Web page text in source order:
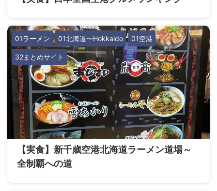
01ラーメン 01北海道〜Hokkaido 01空港
32まとめサイト
【実食】新千歳空港北海道ラーメン道場～
全制覇への道